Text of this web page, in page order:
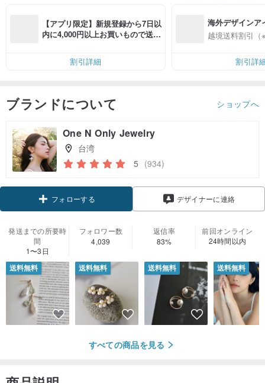
【アプリ限定】新規登録から7日以
内に4,000円以上お買いもので送料
割引詳細
海外デザインア
入
越境送料割引（
割引詳
ブランドについて ショップへ
One N Only Jewelry
台湾
5 (934)
フォローする
デザイナーに連絡
発送までの所要時
間
1〜3日
フォロワー数
4,039
返信率
83%
前回オンライン
24時間以内
送料無料 送料無料 送料無料 送料無料
すべての商品を見る